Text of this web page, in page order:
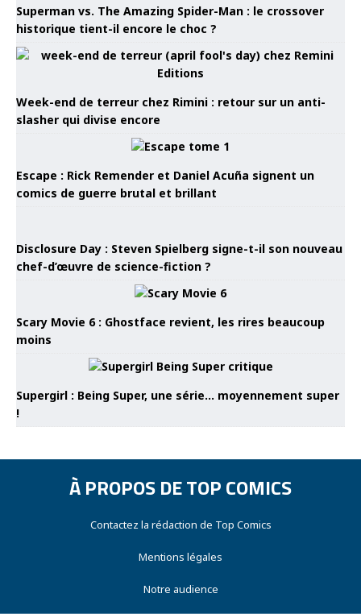
Superman vs. The Amazing Spider-Man : le crossover
historique tient-il encore le choc ?
Week-end de terreur chez Rimini : retour sur un anti-
slasher qui divise encore
Escape : Rick Remender et Daniel Acuña signent un
comics de guerre brutal et brillant
Disclosure Day : Steven Spielberg signe-t-il son nouveau
chef-d’œuvre de science-fiction ?
Scary Movie 6 : Ghostface revient, les rires beaucoup
moins
Supergirl : Being Super, une série… moyennement super
!
À PROPOS DE TOP COMICS
Contactez la rédaction de Top Comics
Mentions légales
Notre audience